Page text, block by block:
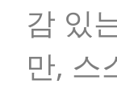
감 있
만, 스